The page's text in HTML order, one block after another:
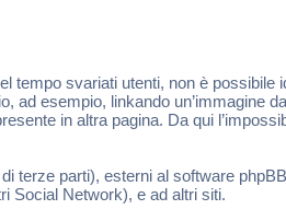
tempo svariati utenti, non è possibile
ad esempio, linkando un’immagine
in altra pagina. Da qui
terze parti), esterni al software
Social Network), e ad altri siti.